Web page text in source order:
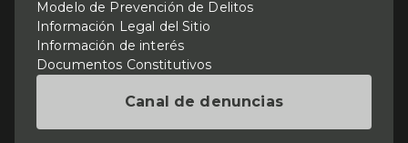
Modelo de Prevención de Delitos
Información Legal del Sitio
Información de interés
Documentos Constitutivos
Canal de denuncias